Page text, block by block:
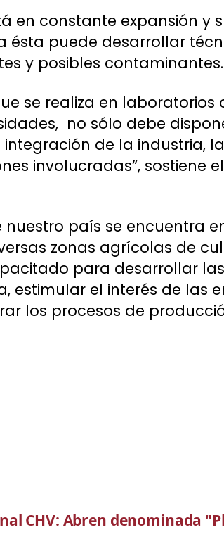
en constante expansión y
ésta puede desarrollar
y posibles contaminantes.
se realiza en laboratorios
no sólo debe
de la industria, la
involucradas”, sostiene el
nuestro país se encuentra
zonas agrícolas de
para desarrollar
estimular el interés de las
los procesos de
CHV: Abren denominada